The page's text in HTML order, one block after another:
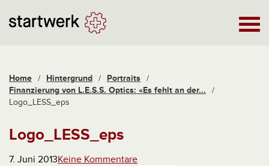
Home / Hintergrund / Portraits /
Finanzierung von L.E.S.S. Optics: «Es fehlt an der...
/
Logo_LESS_eps
Logo_LESS_eps
7. Juni 2013Keine Kommentare